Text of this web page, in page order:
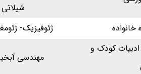
شیلاتی
ژئوفیزیک-
کودک و
مهندسی